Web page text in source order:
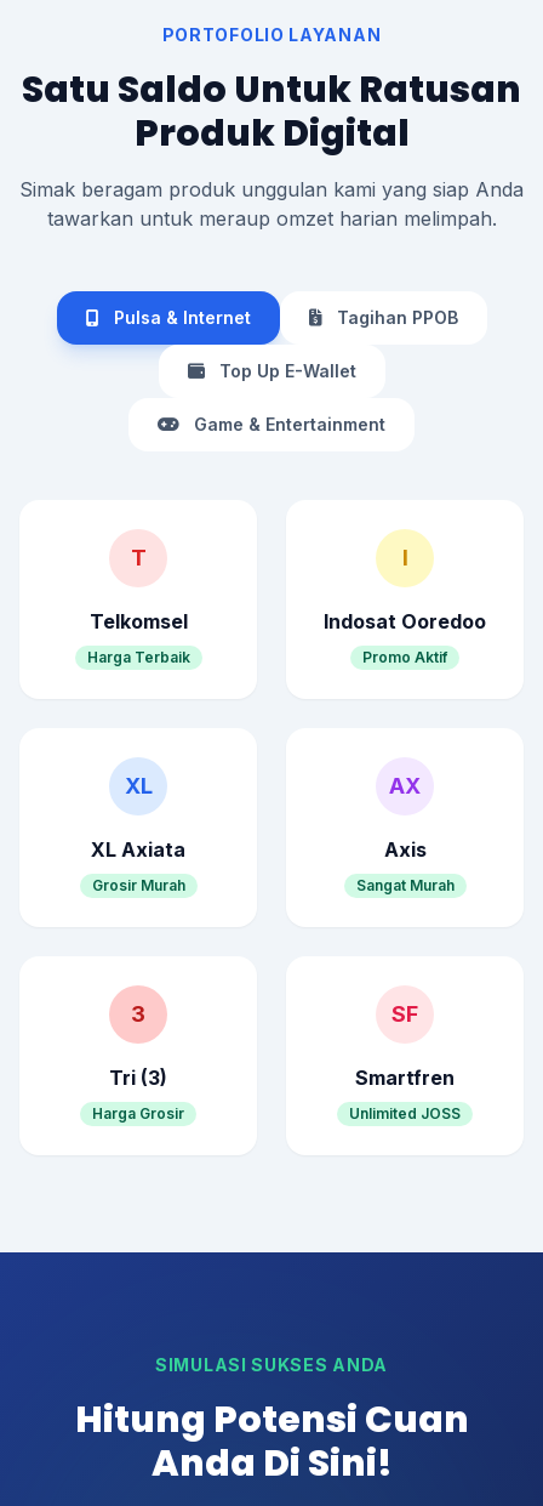
PORTOFOLIO LAYANAN
Satu Saldo Untuk Ratusan
Produk Digital
Simak beragam produk unggulan kami yang siap Anda
tawarkan untuk meraup omzet harian melimpah.
Pulsa & Internet Tagihan PPOB
Top Up E-Wallet
Game & Entertainment
T
Telkomsel
Harga Terbaik
I
Indosat Ooredoo
Promo Aktif
XL
XL Axiata
Grosir Murah
AX
Axis
Sangat Murah
3
Tri (3)
Harga Grosir
SF
Smartfren
Unlimited JOSS
SIMULASI SUKSES ANDA
Hitung Potensi Cuan
Anda Di Sini!